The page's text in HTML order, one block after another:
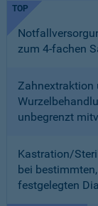
zum 4-fachen
TOP
Zahnextraktion
unbegrenzt
Kastration/
bei bestimmten,
festgelegten